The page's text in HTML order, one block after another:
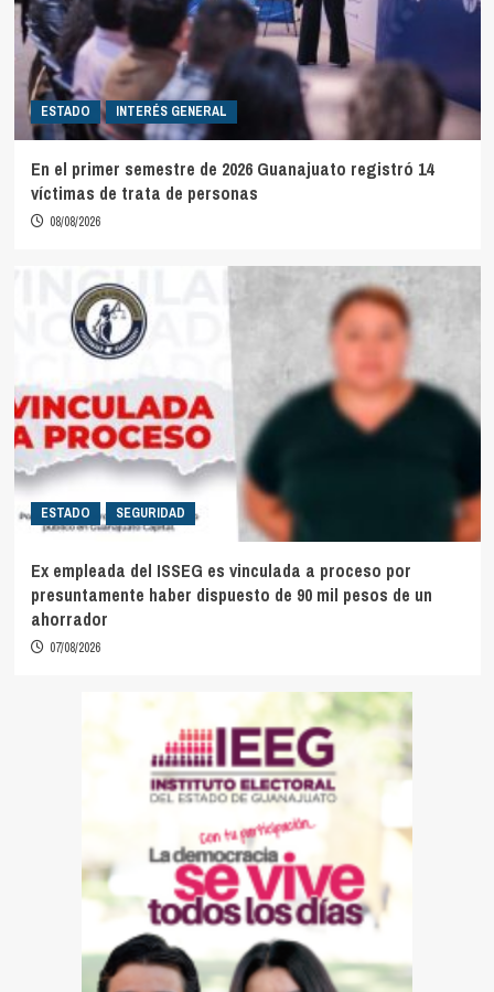
ESTADO INTERÉS GENERAL
En el primer semestre de 2026 Guanajuato registró 14
víctimas de trata de personas
08/08/2026
ESTADO SEGURIDAD
Ex empleada del ISSEG es vinculada a proceso por
presuntamente haber dispuesto de 90 mil pesos de un
ahorrador
07/08/2026